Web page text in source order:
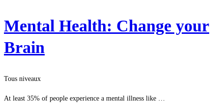
Mental Health: Change your
Brain
Tous niveaux
At least 35% of people experience a mental illness like …